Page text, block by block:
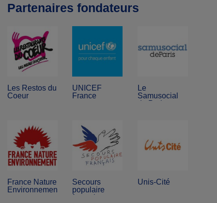
Partenaires fondateurs
Les Restos du
Coeur
UNICEF
France
Le
Samusocial
de Paris
France Nature
Environnement
Secours
populaire
français
Unis-Cité